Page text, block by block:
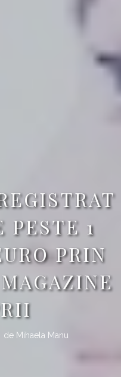
PESTE 1
PRIN
de Mihaela Manu